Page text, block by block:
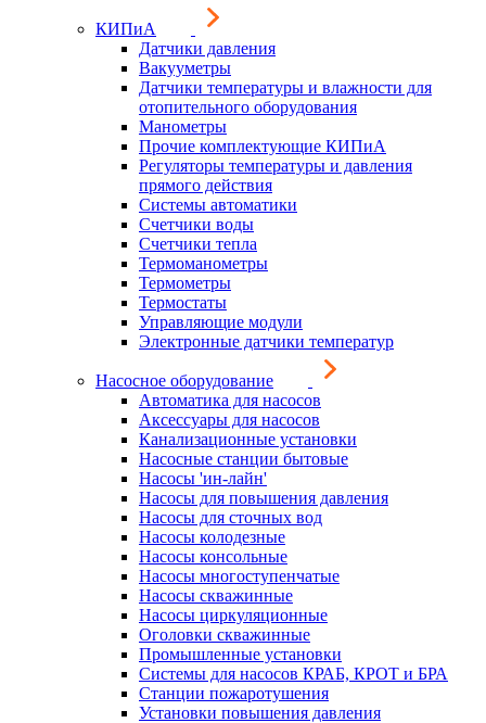
КИПиА
Датчики давления
Вакууметры
Датчики температуры и влажности для
отопительного оборудования
Манометры
Прочие комплектующие КИПиА
Регуляторы температуры и давления
прямого действия
Системы автоматики
Счетчики воды
Счетчики тепла
Термоманометры
Термометры
Термостаты
Управляющие модули
Электронные датчики температур
Насосное оборудование
Автоматика для насосов
Аксессуары для насосов
Канализационные установки
Насосные станции бытовые
Насосы 'ин-лайн'
Насосы для повышения давления
Насосы для сточных вод
Насосы колодезные
Насосы консольные
Насосы многоступенчатые
Насосы скважинные
Насосы циркуляционные
Оголовки скважинные
Промышленные установки
Системы для насосов КРАБ, КРОТ и БРА
Станции пожаротушения
Установки повышения давления